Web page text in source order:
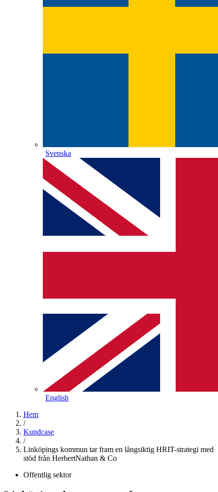
Svenska
English
Hem
/
Kundcase
/
Linköpings kommun tar fram en långsiktig HRIT-strategi med
stöd från HerbertNathan & Co
Offentlig sektor